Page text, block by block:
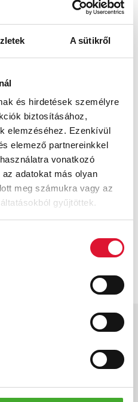
A sütikről
és hirdetések személyre
biztosításához,
elemzéséhez. Ezenkívül
elemező partnereinkkel
vonatkozó
adatokat más olyan
meg számukra vagy az
gyűjtöttek.